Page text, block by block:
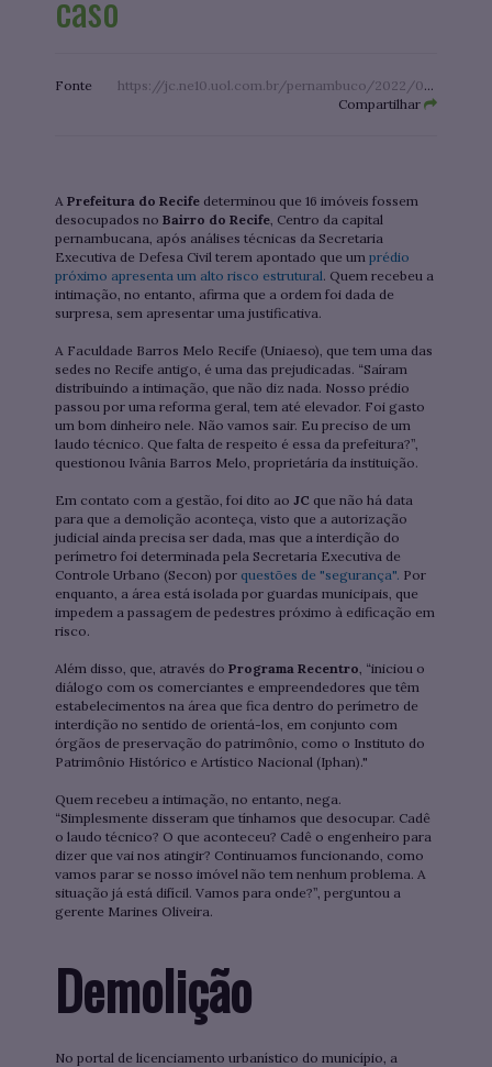
Fonte
https://jc.ne10.uol.com.br/pernambuco/2022/06/15022258-prefeitura-exige-desocupacao-de-16-imoveis-no-recife-antigo-e-proprietarios-alegam-falta-de-dialogo-entenda-o-caso.html
Compartilhar
A Prefeitura do Recife determinou que 16 imóveis fossem
desocupados no Bairro do Recife, Centro da capital
pernambucana, após análises técnicas da Secretaria
Executiva de Defesa Civil terem apontado que um prédio
próximo apresenta um alto risco estrutural. Quem recebeu a
intimação, no entanto, afirma que a ordem foi dada de
surpresa, sem apresentar uma justificativa.
A Faculdade Barros Melo Recife (Uniaeso), que tem uma das
sedes no Recife antigo, é uma das prejudicadas. “Saíram
distribuindo a intimação, que não diz nada. Nosso prédio
passou por uma reforma geral, tem até elevador. Foi gasto
um bom dinheiro nele. Não vamos sair. Eu preciso de um
laudo técnico. Que falta de respeito é essa da prefeitura?”,
questionou Ivânia Barros Melo, proprietária da instituição.
Em contato com a gestão, foi dito ao JC que não há data
para que a demolição aconteça, visto que a autorização
judicial ainda precisa ser dada, mas que a interdição do
perímetro foi determinada pela Secretaria Executiva de
Controle Urbano (Secon) por questões de "segurança". Por
enquanto, a área está isolada por guardas municipais, que
impedem a passagem de pedestres próximo à edificação em
risco.
Além disso, que, através do Programa Recentro, “iniciou o
diálogo com os comerciantes e empreendedores que têm
estabelecimentos na área que fica dentro do perímetro de
interdição no sentido de orientá-los, em conjunto com
órgãos de preservação do patrimônio, como o Instituto do
Patrimônio Histórico e Artístico Nacional (Iphan)."
Quem recebeu a intimação, no entanto, nega.
“Simplesmente disseram que tínhamos que desocupar. Cadê
o laudo técnico? O que aconteceu? Cadê o engenheiro para
dizer que vai nos atingir? Continuamos funcionando, como
vamos parar se nosso imóvel não tem nenhum problema. A
situação já está difícil. Vamos para onde?”, perguntou a
gerente Marines Oliveira.
Demolição
No portal de licenciamento urbanístico do município, a